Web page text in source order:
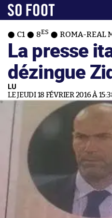
C1 8ES ROMA-REAL
La presse
dézingue
LU
LE JEUDI 18 FÉVRIER 2016 À